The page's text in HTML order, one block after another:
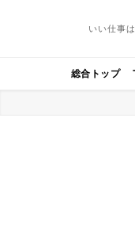
いい仕事
総合トップ